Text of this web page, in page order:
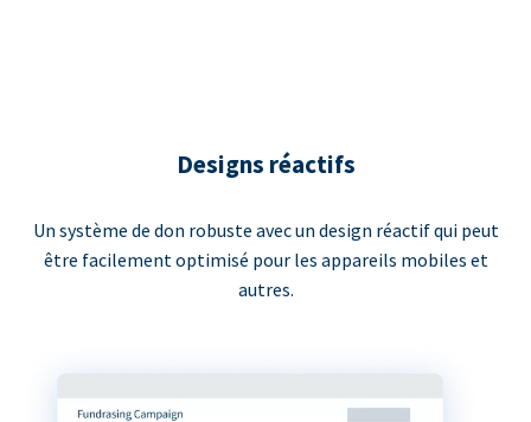
Designs réactifs
Un système de don robuste avec un design réactif qui peut
être facilement optimisé pour les appareils mobiles et
autres.